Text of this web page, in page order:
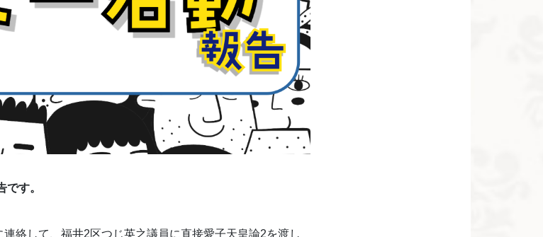
す。
絡して、福井2区つじ英之議員に直接愛子天皇論2を渡し